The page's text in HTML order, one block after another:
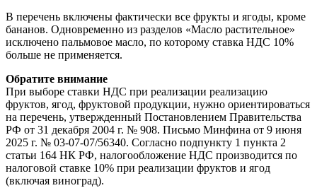
В перечень включены фактически все фрукты и ягоды, кроме
бананов. Одновременно из разделов «Масло растительное»
исключено пальмовое масло, по которому ставка НДС 10%
больше не применяется.
Обратите внимание
При выборе ставки НДС при реализации реализацию
фруктов, ягод, фруктовой продукции, нужно ориентироваться
на перечень, утвержденный Постановлением Правительства
РФ от 31 декабря 2004 г. № 908. Письмо Минфина от 9 июня
2025 г. № 03-07-07/56340. Согласно подпункту 1 пункта 2
статьи 164 НК РФ, налогообложение НДС производится по
налоговой ставке 10% при реализации фруктов и ягод
(включая виноград).